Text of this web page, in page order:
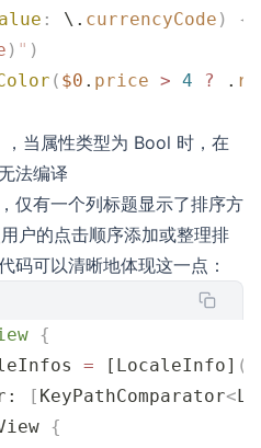
: \. currencyCode )
{
) " )
( $0 . price > 4 ? .
当属性类型为 Bool 时，在
法编译
仅有一个列标题显示了排序方
户的点击顺序添加或整理排
码可以清晰地体现这一点：
{
= [LocaleInfo] ()
[ KeyPathComparator<
{